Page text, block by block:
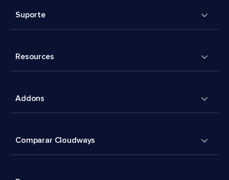
Suporte
Resources
Addons
Comparar Cloudways